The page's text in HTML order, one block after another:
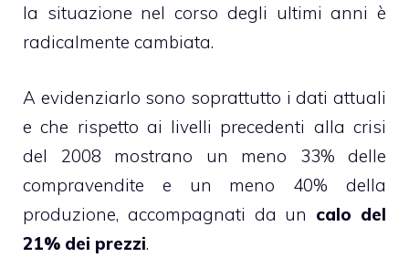
la situazione nel corso degli ultimi anni è
radicalmente cambiata.
A evidenziarlo sono soprattutto i dati attuali
e che rispetto ai livelli precedenti alla crisi
del 2008 mostrano un meno 33% delle
compravendite e un meno 40% della
produzione, accompagnati da un calo del
21% dei prezzi.